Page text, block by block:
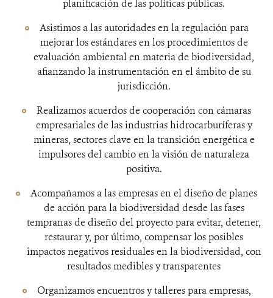
planificación de las políticas públicas.
Asistimos a las autoridades en la regulación para
mejorar los estándares en los procedimientos de
evaluación ambiental en materia de biodiversidad,
afianzando la instrumentación en el ámbito de su
jurisdicción.
Realizamos acuerdos de cooperación con cámaras
empresariales de las industrias hidrocarburíferas y
mineras, sectores clave en la transición energética e
impulsores del cambio en la visión de naturaleza
positiva.
Acompañamos a las empresas en el diseño de planes
de acción para la biodiversidad desde las fases
tempranas de diseño del proyecto para evitar, detener,
restaurar y, por último, compensar los posibles
impactos negativos residuales en la biodiversidad, con
resultados medibles y transparentes
Organizamos encuentros y talleres para empresas,